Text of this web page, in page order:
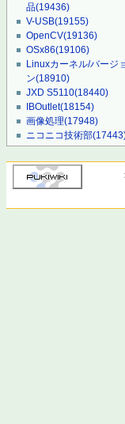
品(19436)
V-USB(19155)
OpenCV(19136)
OSx86(19106)
Linuxカーネル/バージ
ン(18910)
JXD S5110(18440)
IBOutlet(18154)
画像処理(17948)
ニコニコ技術部